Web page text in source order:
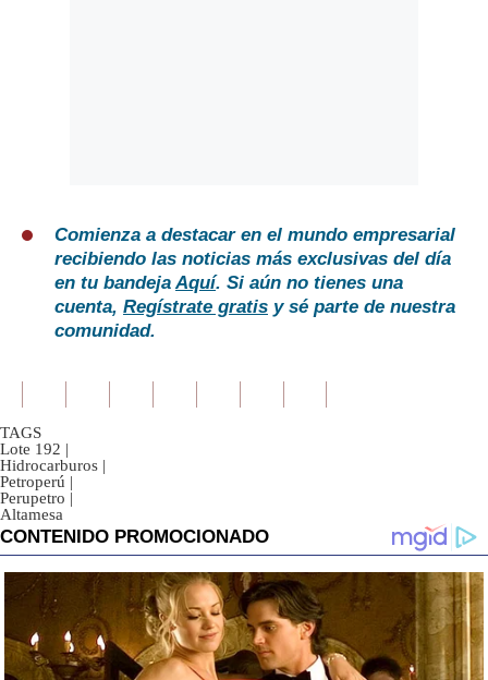
Comienza a destacar en el mundo empresarial
recibiendo las noticias más exclusivas del día
en tu bandejaAquí. Si aún no tienes una
cuenta, Regístrate gratis y sé parte de nuestra
comunidad.
TAGS
Lote 192 |
Hidrocarburos |
Petroperú |
Perupetro |
Altamesa